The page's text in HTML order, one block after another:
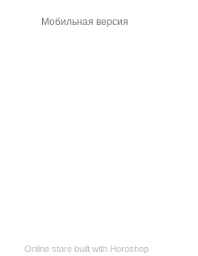
Мобильная версия
Online store built with Horoshop